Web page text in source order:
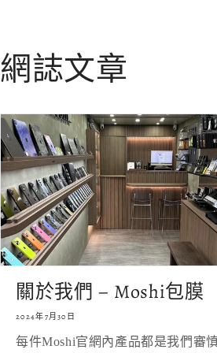
網誌文章
關於我們 – Moshi包膜
2024年7月30日
每件Moshi官網內產品都是我們審